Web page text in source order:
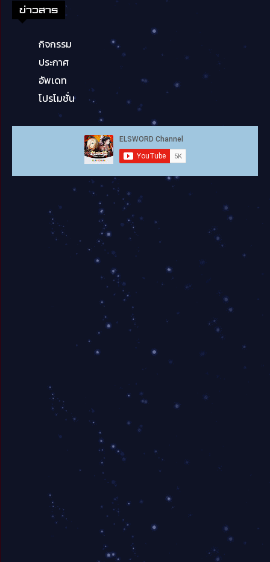
ข่าวสาร
กิจกรรม
ประกาศ
อัพเดท
โปรโมชั่น